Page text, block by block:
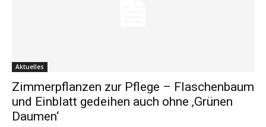
Aktuelles
Zimmerpflanzen zur Pflege – Flaschenbaum
und Einblatt gedeihen auch ohne ‚Grünen
Daumen‘